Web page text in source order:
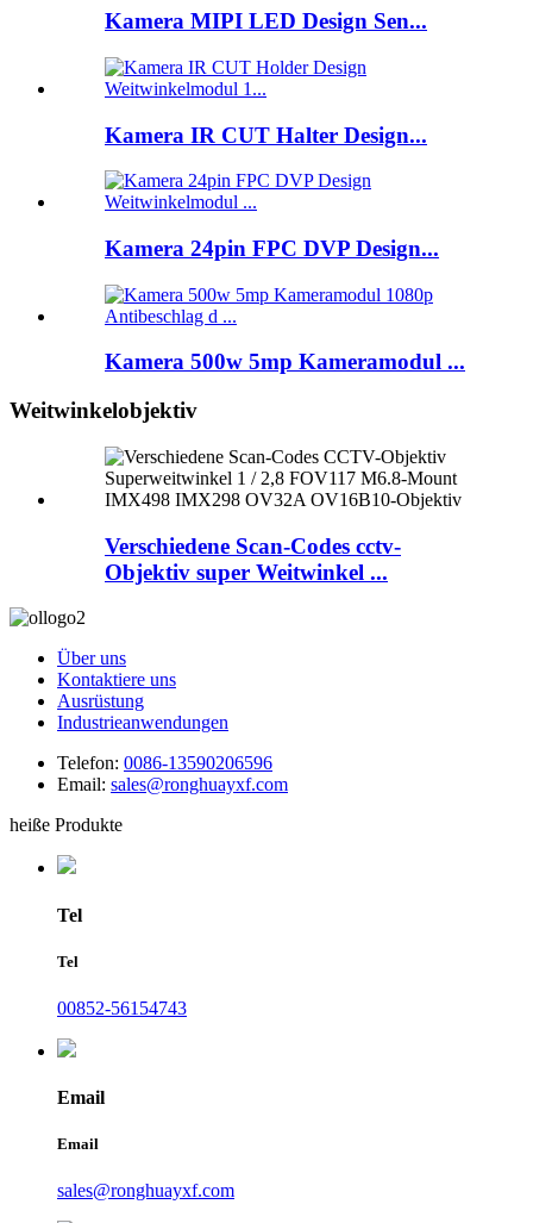
Kamera MIPI LED Design Sen...
Kamera IR CUT Halter Design...
Kamera 24pin FPC DVP Design...
Kamera 500w 5mp Kameramodul ...
Weitwinkelobjektiv
Verschiedene Scan-Codes cctv-
Objektiv super Weitwinkel ...
Über uns
Kontaktiere uns
Ausrüstung
Industrieanwendungen
Telefon: 0086-13590206596
Email: sales@ronghuayxf.com
heiße Produkte
Tel
Tel
00852-56154743
Email
Email
sales@ronghuayxf.com